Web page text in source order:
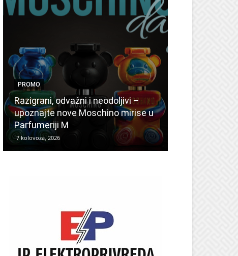
PROMO
Razigrani, odvažni i neodoljivi –
upoznajte nove Moschino mirise u
Parfumeriji M
7 kolovoza, 2026